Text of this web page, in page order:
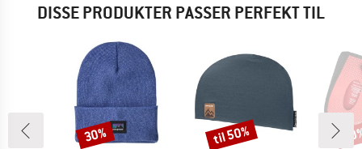
DISSE PRODUKTER PASSER PERFEKT TIL
Rabat
30% Rabat
til 50%